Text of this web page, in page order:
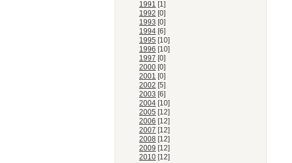
1991 [1]
1992 [0]
1993 [0]
1994 [6]
1995 [10]
1996 [10]
1997 [0]
2000 [0]
2001 [0]
2002 [5]
2003 [6]
2004 [10]
2005 [12]
2006 [12]
2007 [12]
2008 [12]
2009 [12]
2010 [12]